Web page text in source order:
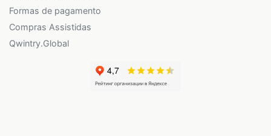
Formas de pagamento
Compras Assistidas
Qwintry.Global